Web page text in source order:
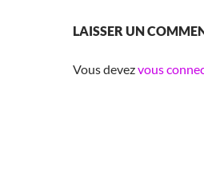
LAISSER UN
Vous devezvous